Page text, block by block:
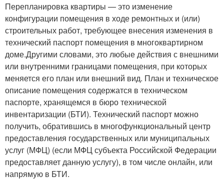
Перепланировка квартиры — это изменение
конфигурации помещения в ходе ремонтных и (или)
строительных работ, требующее внесения изменения в
технический паспорт помещения в многоквартирном
доме.Другими словами, это любые действия с внешними
или внутренними границами помещения, при которых
меняется его план или внешний вид. План и техническое
описание помещения содержатся в техническом
паспорте, хранящемся в бюро технической
инвентаризации (БТИ). Технический паспорт можно
получить, обратившись в многофункциональный центр
предоставления государственных или муниципальных
услуг (МФЦ) (если МФЦ субъекта Российской Федерации
предоставляет данную услугу), в том числе онлайн, или
напрямую в БТИ.